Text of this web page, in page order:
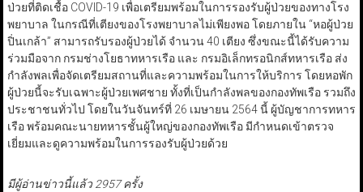
ป่วยที่ติดเชื้อ COVID-19 เพื่อเตรียมพร้อมในการรองรับผู้ป่วยของทางโรง
พยาบาล ในกรณีที่เตียงของโรงพยาบาลไม่เพียงพอ โดยภายใน “หอผู้ป่วย
ปิ่นเกล้า” สามารถรับรองผู้ป่วยได้ จำนวน 40 เตียง ซึ่งขณะนี้ได้รับความ
ร่วมมือจาก กรมช่างโยธาทหารเรือ และ กรมอิเล็กทรอนิกส์ทหารเรือ ส่ง
กำลังพลเพื่อจัดเตรียมสถานที่และความพร้อมในการให้บริการ โดยหอพัก
ผู้ป่วยนี้จะรับเฉพาะผู้ป่วยเพศชาย ทั้งที่เป็นกำลังพลของกองทัพเรือ รวมถึง
ประชาชนทั่วไป โดยในวันจันทร์ที่ 26 เมษายน 2564 นี้ ผู้บัญชาการทหาร
เรือ พร้อมคณะนายทหารชั้นผู้ใหญ่ของกองทัพเรือ มีกำหนดเข้าตรวจ
เยี่ยมและดูความพร้อมในการรองรับผู้ป่วยด้วย
มีผู้อ่านข่าวนี้แล้ว 2957 ครั้ง